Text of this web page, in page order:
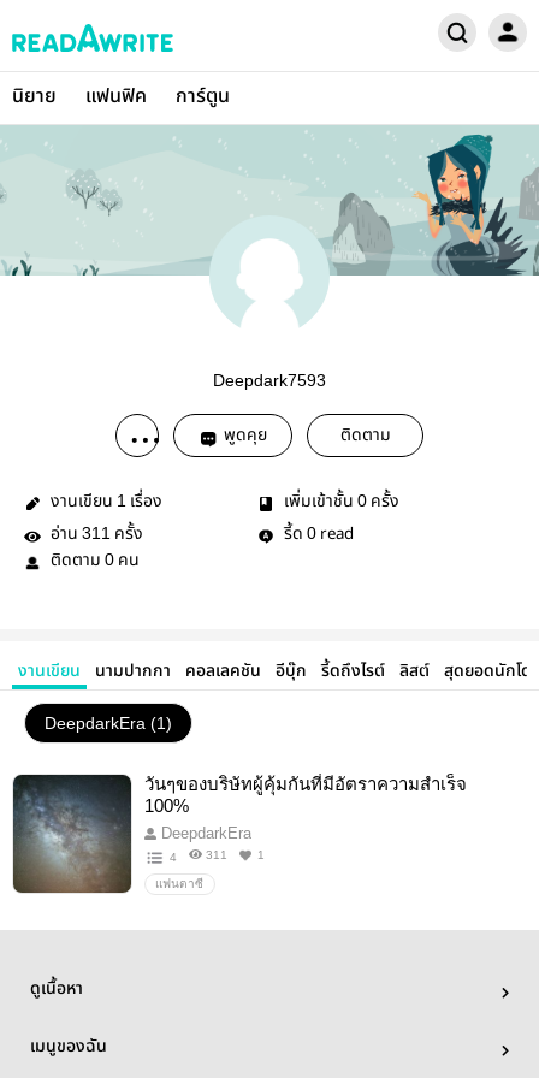
นิยาย แฟนฟิค การ์ตูน
Deepdark7593
พูดคุย ติดตาม
งานเขียน 1 เรื่อง เพิ่มเข้าชั้น 0 ครั้ง
อ่าน 311 ครั้ง รี้ด 0 read
ติดตาม 0 คน
งานเขียน นามปากกา คอลเลคชัน อีบุ๊ก รี้ดถึงไรต์ ลิสต์ สุดยอดนักโด
DeepdarkEra (1)
วันๆของบริษัทผู้คุ้มกันที่มีอัตราความสำเร็จ
100%
DeepdarkEra
4 311 1
แฟนตาซี
ดูเนื้อหา
เมนูของฉัน